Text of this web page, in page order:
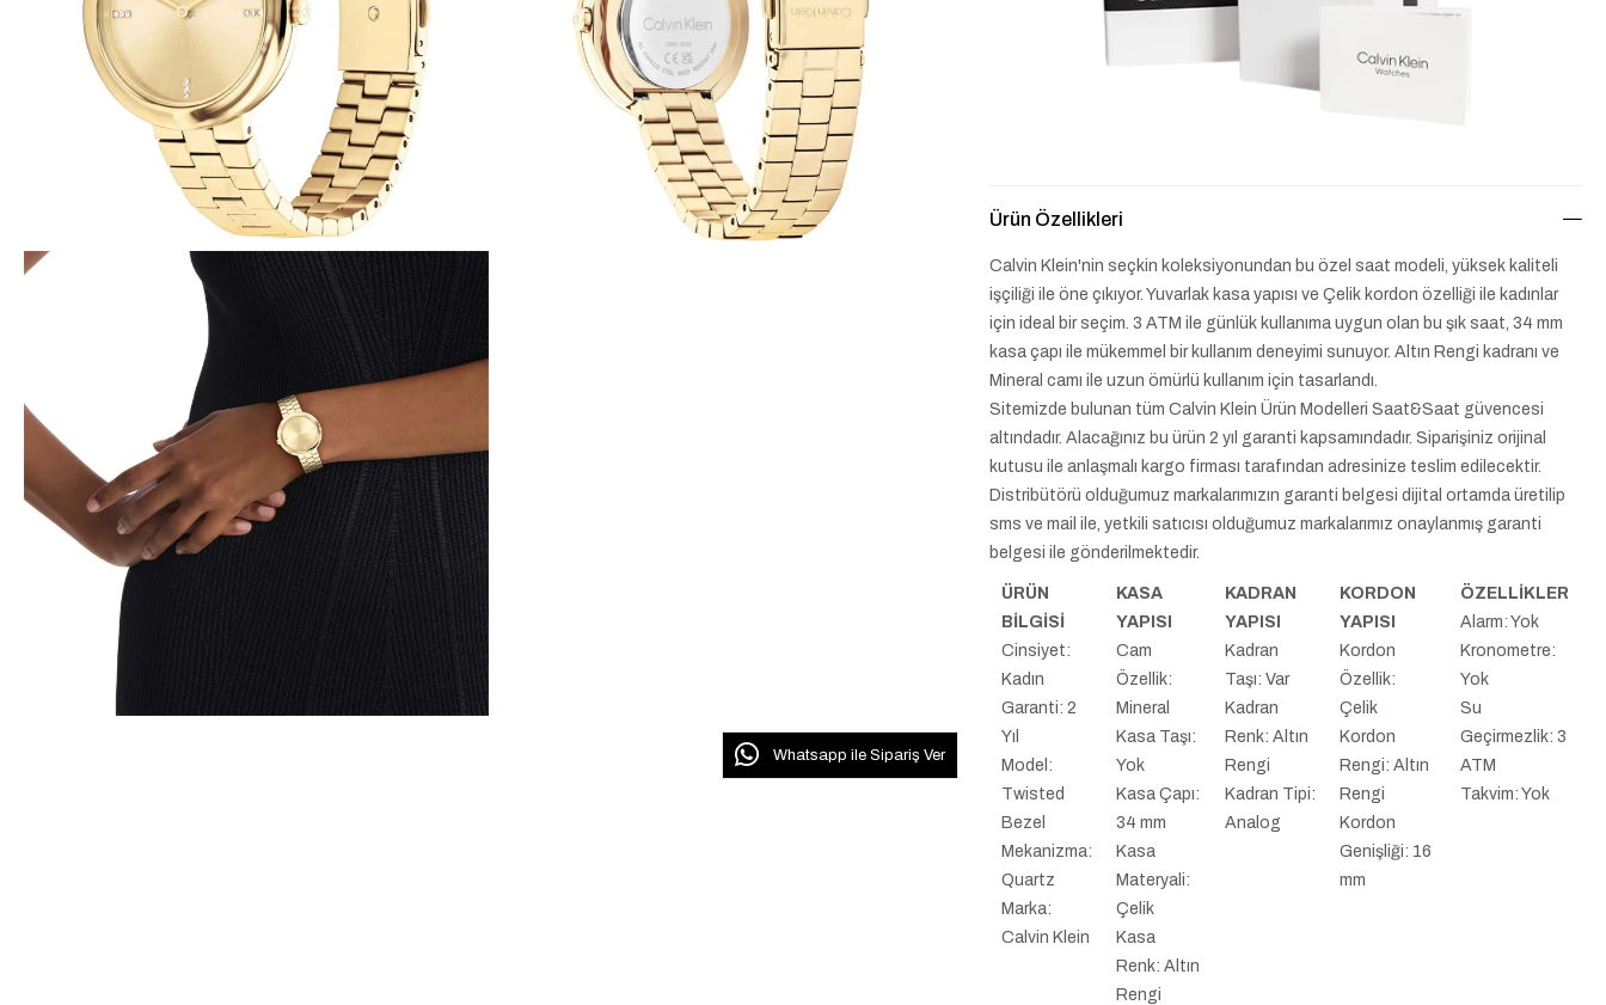
Whatsapp ile Sipariş Ver
Ürün Özellikleri
Calvin Klein'nin seçkin koleksiyonundan bu özel saat modeli, yüksek kaliteli
işçiliği ile öne çıkıyor. Yuvarlak kasa yapısı ve Çelik kordon özelliği ile kadınlar
için ideal bir seçim. 3 ATM ile günlük kullanıma uygun olan bu şık saat, 34 mm
kasa çapı ile mükemmel bir kullanım deneyimi sunuyor. Altın Rengi kadranı ve
Mineral camı ile uzun ömürlü kullanım için tasarlandı.
Sitemizde bulunan tüm Calvin Klein Ürün Modelleri Saat&Saat güvencesi
altındadır. Alacağınız bu ürün 2 yıl garanti kapsamındadır. Siparişiniz orijinal
kutusu ile anlaşmalı kargo firması tarafından adresinize teslim edilecektir.
Distribütörü olduğumuz markalarımızın garanti belgesi dijital ortamda üretilip
sms ve mail ile, yetkili satıcısı olduğumuz markalarımız onaylanmış garanti
belgesi ile gönderilmektedir.
ÜRÜN
BİLGİSİ
Cinsiyet:
Kadın
Garanti: 2
Yıl
Model:
Twisted
Bezel
Mekanizma:
Quartz
Marka:
Calvin Klein
KASA
YAPISI
Cam
Özellik:
Mineral
Kasa Taşı:
Yok
Kasa Çapı:
34 mm
Kasa
Materyali:
Çelik
Kasa
Renk: Altın
Rengi
KADRAN
YAPISI
Kadran
Taşı: Var
Kadran
Renk: Altın
Rengi
Kadran Tipi:
Analog
KORDON
YAPISI
Kordon
Özellik:
Çelik
Kordon
Rengi: Altın
Rengi
Kordon
Genişliği: 16
mm
ÖZELLİKLER
Alarm: Yok
Kronometre:
Yok
Su
Geçirmezlik: 3
ATM
Takvim: Yok